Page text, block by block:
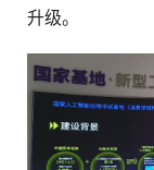
升级。